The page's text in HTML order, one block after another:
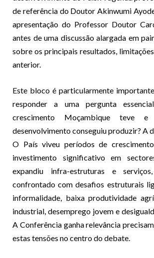
de referência do Doutor Akinwumi
apresentação do Professor Doutor
antes de uma discussão alargada em
sobre os principais resultados,
anterior.
Este bloco é particularmente
responder a uma pergunta
crescimento Moçambique teve
desenvolvimento conseguiu produzir? A
O País viveu períodos de
investimento significativo em
expandiu infra-estruturas e
confrontado com desafios estruturais
informalidade, baixa produtividade
industrial, desemprego jovem e
A Conferência ganha relevância
estas tensões no centro do debate.